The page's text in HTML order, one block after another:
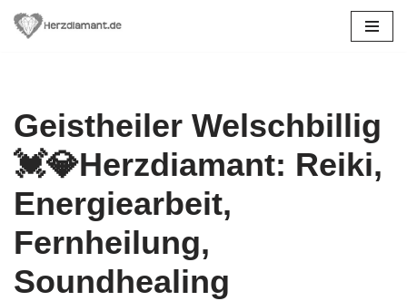
Geistheiler Welschbillig
💓️💎Herzdiamant: Reiki,
Energiearbeit,
Fernheilung,
Soundhealing